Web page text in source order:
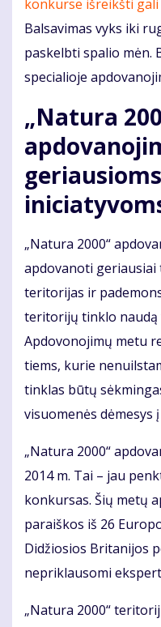
konkurse išreikšti
Balsavimas vyks iki
paskelbti spalio mėn.
specialioje
„Natura
„Natura 2000“
apdovanoti geriausiai
teritorijas ir
teritorijų tinklo naudą
Apdovonojimų metu
tiems, kurie
tinklas būtų
visuomenės dėmesys
„Natura 2000“
2014 m. Tai – jau
konkursas. Šių metų
paraiškos iš 26
Didžiosios Britanijos
nepriklausomi
„Natura 2000“